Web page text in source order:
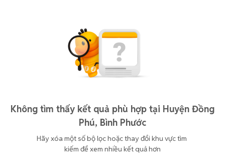
Không tìm thấy kết quả phù hợp tại Huyện Đồng
Phú, Bình Phước
Hãy xóa một số bộ lọc hoặc thay đổi khu vực tìm
kiếm để xem nhiều kết quả hơn